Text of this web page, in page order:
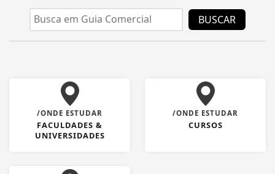
BUSCAR
/ONDE ESTUDAR
FACULDADES &
UNIVERSIDADES
/ONDE ESTUDAR
CURSOS